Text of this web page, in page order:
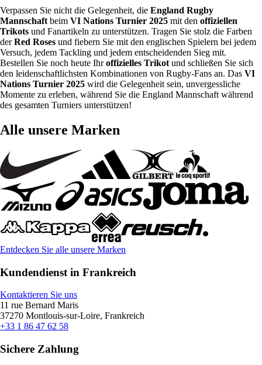
Verpassen Sie nicht die Gelegenheit, die England Rugby
Mannschaft beim VI Nations Turnier 2025 mit den offiziellen
Trikots und Fanartikeln zu unterstützen. Tragen Sie stolz die Farben
derRed Roses und fiebern Sie mit den englischen Spielern bei jedem
Versuch, jedem Tackling und jedem entscheidenden Sieg mit.
Bestellen Sie noch heute Ihroffizielles Trikot und schließen Sie sich
den leidenschaftlichsten Kombinationen von Rugby-Fans an. Das VI
Nations Turnier 2025 wird die Gelegenheit sein, unvergessliche
Momente zu erleben, während Sie die England Mannschaft während
des gesamten Turniers unterstützen!
Alle unsere Marken
Entdecken Sie alle unsere Marken
Kundendienst in Frankreich
Kontaktieren Sie uns
11 rue Bernard Maris
37270 Montlouis-sur-Loire, Frankreich
+33 1 86 47 62 58
Sichere Zahlung